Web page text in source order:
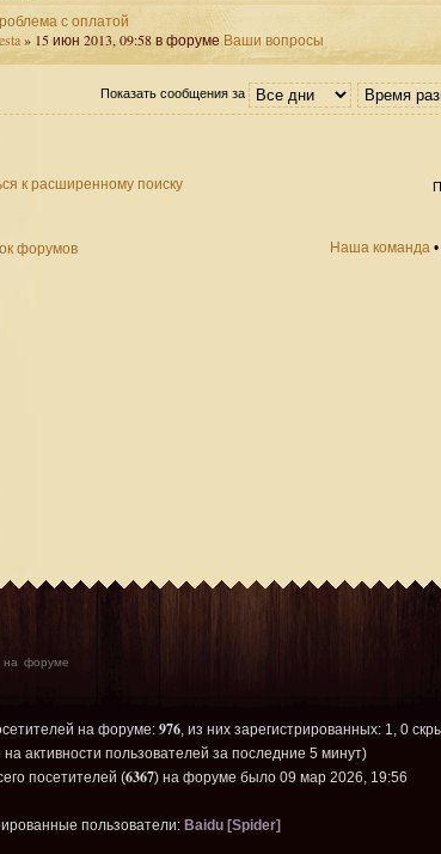
с оплатой
» 15 июн 2013, 09:58 в форуме Ваши вопросы
Показать сообщения за
к расширенному поиску
форумов Наша команда •
на форуме
на форуме: 976, из них зарегистрированных: 1, 0
на активности пользователей за последние 5 минут)
посетителей (6367) на форуме было 09 мар 2026, 19:56
пользователи: Baidu [Spider]